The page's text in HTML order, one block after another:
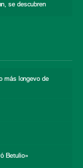
se descubren
más longevo de
Betulio»